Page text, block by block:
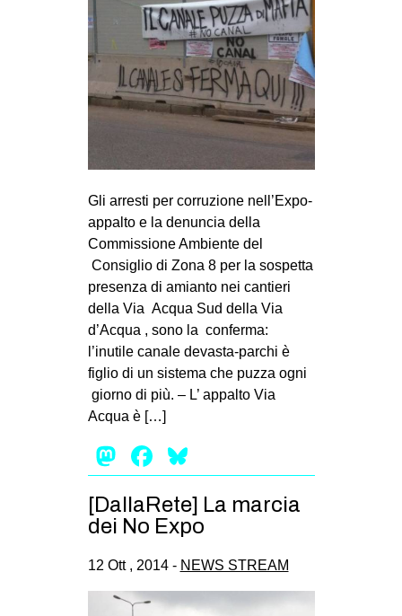
Gli arresti per corruzione nell’Expo-
appalto e la denuncia della
Commissione Ambiente del
Consiglio di Zona 8 per la sospetta
presenza di amianto nei cantieri
della Via Acqua Sud della Via
d’Acqua , sono la conferma:
l’inutile canale devasta-parchi è
figlio di un sistema che puzza ogni
giorno di più. – L’ appalto Via
Acqua è […]
Mastodon
Facebook
[DallaRete] La marcia
dei No Expo
12 Ott , 2014 - NEWS STREAM